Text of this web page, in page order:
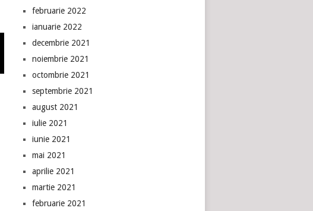
februarie 2022
ianuarie 2022
decembrie 2021
noiembrie 2021
octombrie 2021
septembrie 2021
august 2021
iulie 2021
iunie 2021
mai 2021
aprilie 2021
martie 2021
februarie 2021